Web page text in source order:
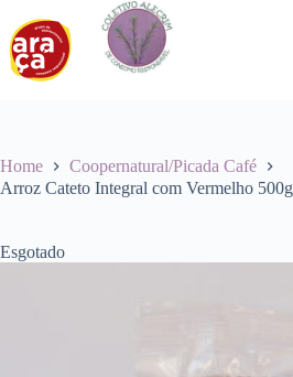
para
conteúdo
Home
Coopernatural/Picada Café
Arroz Cateto Integral com Vermelho
Esgotado